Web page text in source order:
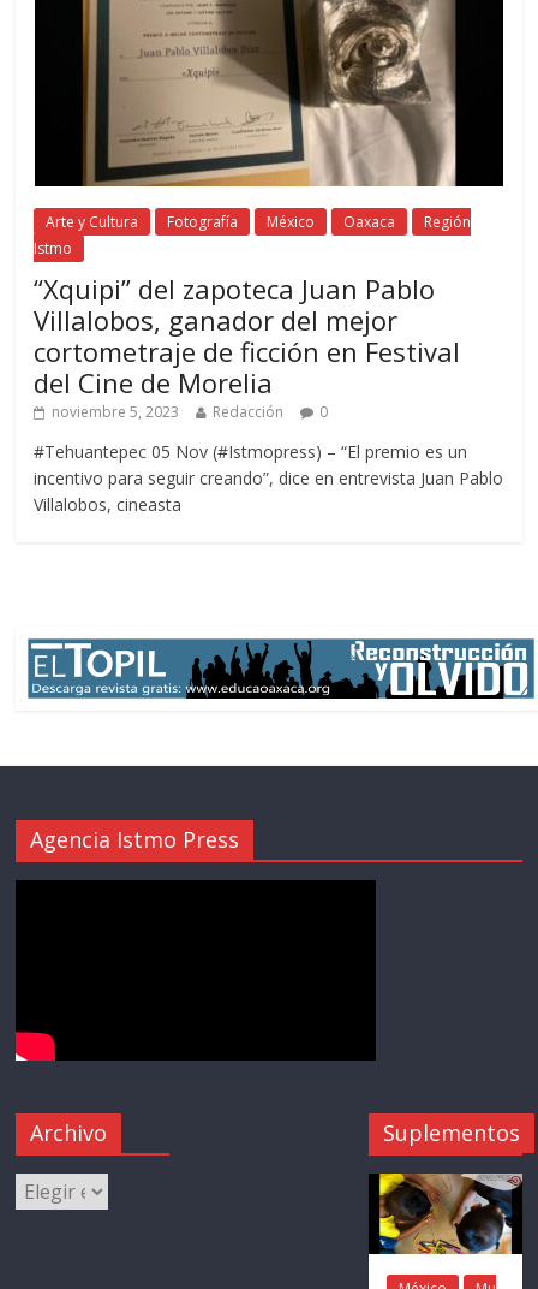
Arte y Cultura Fotografía México Oaxaca
Región
Istmo
“Xquipi” del zapoteca Juan Pablo
Villalobos, ganador del mejor
cortometraje de ficción en Festival
del Cine de Morelia
noviembre 5, 2023 Redacción 0
#Tehuantepec 05 Nov (#Istmopress) – “El premio es un
incentivo para seguir creando”, dice en entrevista Juan Pablo
Villalobos, cineasta
Agencia Istmo Press
Archivo Suplementos